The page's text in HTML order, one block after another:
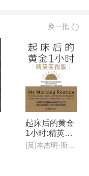
换一批
起床后的黄金
1小时:精英实
践版
[英]本杰明·斯帕(Benjamin Spall),[德]迈克尔·赞德(Michael Xander)